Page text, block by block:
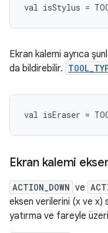
Ekran kalemi ayrıca
da bildirebilir.
Ekran kalemi
ACTION_DOWN ve
eksen verilerini (x ve x)
yatırma ve fareyle